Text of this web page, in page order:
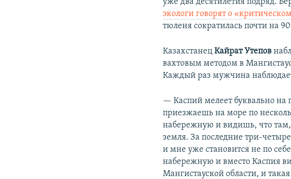
экологи говорят о
тюленя сократилась почти на
КазахстанецКайрат Утепов
вахтовым методом в
Каждый раз мужчина
— Каспий мелеет буквально на
приезжаешь на море по
набережную и видишь, что
земля. За последние три-
и мне уже становится не по
набережную и вместо Каспия
Мангистауской области, и